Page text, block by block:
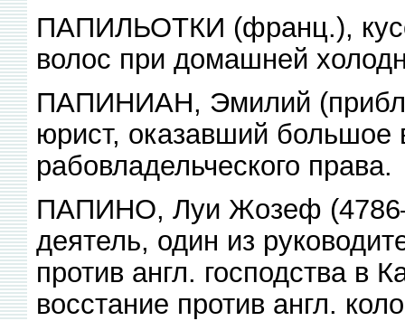
ПАПИЛЬОТКИ (франц.),
волос при домашней
ПАПИНИАН, Эмилий
юрист, оказавший большое
рабовладельческого права.
ПАПИНО, Луи Жозеф
деятель, один из
против англ. господства в
восстание против англ.